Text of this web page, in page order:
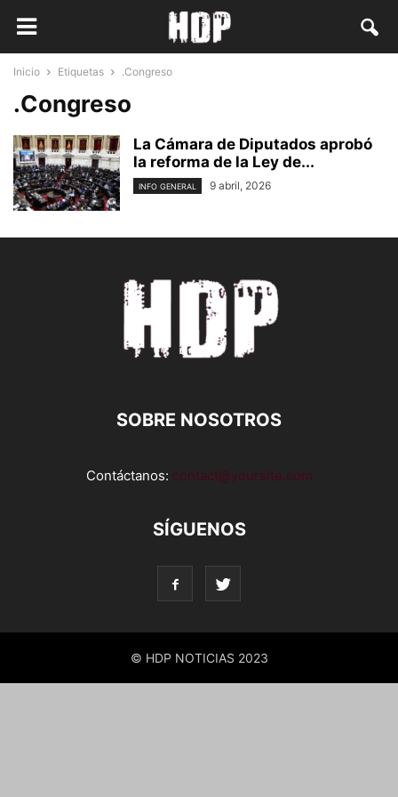
Inicio Etiquetas .Congreso
.Congreso
La Cámara de Diputados aprobó
la reforma de la Ley de...
INFO GENERAL 9 abril, 2026
SOBRE NOSOTROS
Contáctanos: contact@yoursite.com
SÍGUENOS
© HDP NOTICIAS 2023